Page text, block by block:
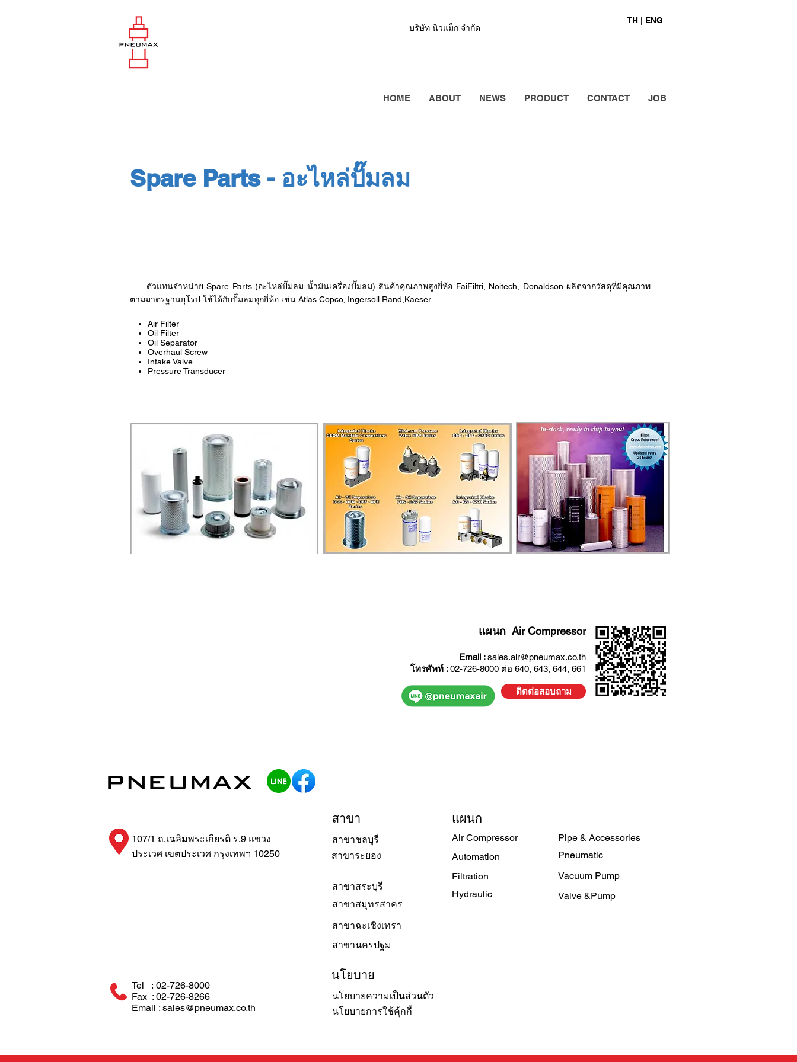
บริษัท นิวแม็ก จำกัด
TH | ENG
HOME ABOUT NEWS PRODUCT CONTACT JOB
Spare Parts - อะไหล่ปั๊มลม
ตัวแทนจำหน่าย Spare Parts (อะไหล่ปั๊มลม น้ำมันเครื่องปั๊มลม) สินค้าคุณภาพสูงยี่ห้อ FaiFiltri, Noitech, Donaldson ผลิตจากวัสดุที่มีคุณภาพ
ตามมาตรฐานยุโรป ใช้ได้กับปั๊มลมทุกยี่ห้อ เช่น Atlas Copco, Ingersoll Rand,Kaeser
Air Filter
Oil Filter
Oil Separator
Overhaul Screw
Intake Valve
Pressure Transducer
แผนก Air Compressor
Email :sales.air@pneumax.co.th
โทรศัพท์ :02-726-8000 ต่อ 640, 643, 644, 661
ติดต่อสอบถาม
สาขาระยอง
107/1 ถ.เฉลิมพระเกียรติ ร.9 แขวง
ประเวศ เขตประเวศ กรุงเทพฯ 10250
สาขา
สาขาสระบุรี
แผนก
Air Compressor
Automation
Filtration
Hydraulic
Pipe & Accessories
Pneumatic
Vacuum Pump
Valve &Pump
สาขาชลบุรี
สาขาสมุทรสาคร
สาขาฉะเชิงเทรา
สาขานครปฐม
Tel : 02-726-8000
Fax : 02-726-8266
Email : sales@pneumax.co.th
นโยบาย
นโยบายความเป็นส่วนตัว
นโยบายการใช้คุ้กกี้